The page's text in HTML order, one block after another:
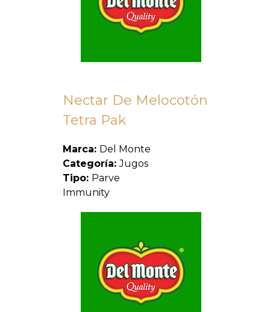
Nectar De Melocotón
Tetra Pak
Marca: Del Monte
Categoría:Jugos
Tipo: Parve
Immunity